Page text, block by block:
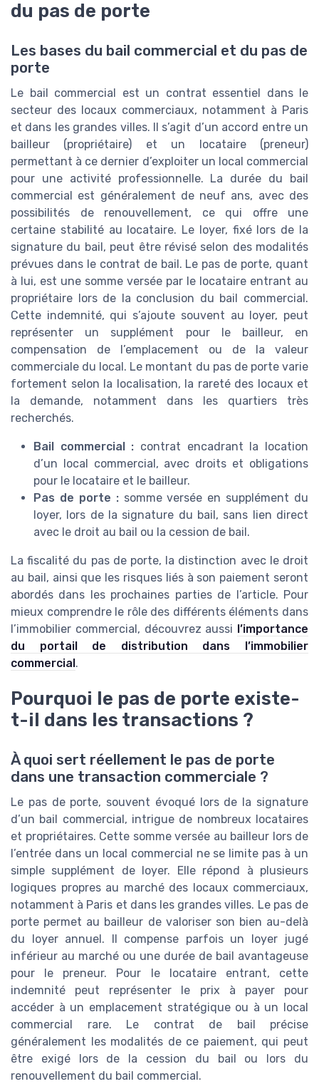
du pas de porte
Les bases du bail commercial et du pas de
porte
Le bail commercial est un contrat essentiel dans le
secteur des locaux commerciaux, notamment à Paris
et dans les grandes villes. Il s’agit d’un accord entre un
bailleur (propriétaire) et un locataire (preneur)
permettant à ce dernier d’exploiter un local commercial
pour une activité professionnelle. La durée du bail
commercial est généralement de neuf ans, avec des
possibilités de renouvellement, ce qui offre une
certaine stabilité au locataire. Le loyer, fixé lors de la
signature du bail, peut être révisé selon des modalités
prévues dans le contrat de bail. Le pas de porte, quant
à lui, est une somme versée par le locataire entrant au
propriétaire lors de la conclusion du bail commercial.
Cette indemnité, qui s’ajoute souvent au loyer, peut
représenter un supplément pour le bailleur, en
compensation de l’emplacement ou de la valeur
commerciale du local. Le montant du pas de porte varie
fortement selon la localisation, la rareté des locaux et
la demande, notamment dans les quartiers très
recherchés.
Bail commercial : contrat encadrant la location
d’un local commercial, avec droits et obligations
pour le locataire et le bailleur.
Pas de porte :somme versée en supplément du
loyer, lors de la signature du bail, sans lien direct
avec le droit au bail ou la cession de bail.
La fiscalité du pas de porte, la distinction avec le droit
au bail, ainsi que les risques liés à son paiement seront
abordés dans les prochaines parties de l’article. Pour
mieux comprendre le rôle des différents éléments dans
l’immobilier commercial, découvrez aussi l’importance
du portail de distribution dans l’immobilier
commercial.
Pourquoi le pas de porte existe-
t-il dans les transactions ?
À quoi sert réellement le pas de porte
dans une transaction commerciale ?
Le pas de porte, souvent évoqué lors de la signature
d’un bail commercial, intrigue de nombreux locataires
et propriétaires. Cette somme versée au bailleur lors de
l’entrée dans un local commercial ne se limite pas à un
simple supplément de loyer. Elle répond à plusieurs
logiques propres au marché des locaux commerciaux,
notamment à Paris et dans les grandes villes. Le pas de
porte permet au bailleur de valoriser son bien au-delà
du loyer annuel. Il compense parfois un loyer jugé
inférieur au marché ou une durée de bail avantageuse
pour le preneur. Pour le locataire entrant, cette
indemnité peut représenter le prix à payer pour
accéder à un emplacement stratégique ou à un local
commercial rare. Le contrat de bail précise
généralement les modalités de ce paiement, qui peut
être exigé lors de la cession du bail ou lors du
renouvellement du bail commercial.